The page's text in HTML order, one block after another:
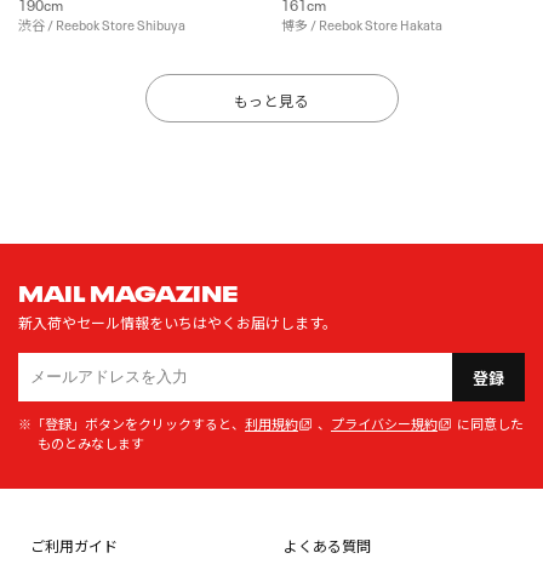
渋谷 / Reebok Store Shibuya 博多 / Reebok Store Hakata
もっと見る
MAIL MAGAZINE
新入荷やセール情報をいちはやくお届けします。
登録
※「登録」ボタンをクリックすると、 利用規約 、 プライバシー規約
に同意した
ものとみなします
ご利用ガイド
よくある質問